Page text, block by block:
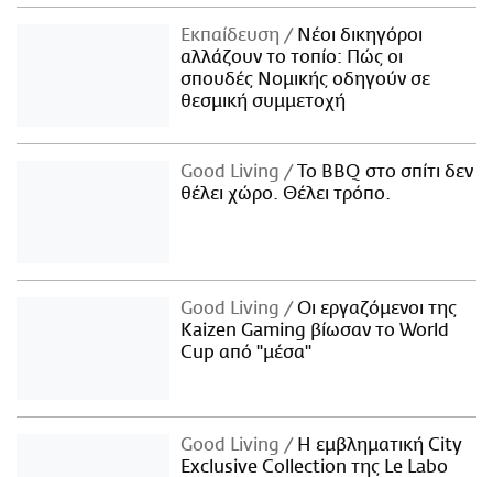
Εκπαίδευση
Νέοι δικηγόροι
αλλάζουν το τοπίο: Πώς οι
σπουδές Νομικής οδηγούν σε
θεσμική συμμετοχή
Good Living
Το BBQ στο σπίτι δεν
θέλει χώρο. Θέλει τρόπο.
Good Living
Οι εργαζόμενοι της
Kaizen Gaming βίωσαν το World
Cup από "μέσα"
Good Living
Η εμβληματική City
Exclusive Collection της Le Labo